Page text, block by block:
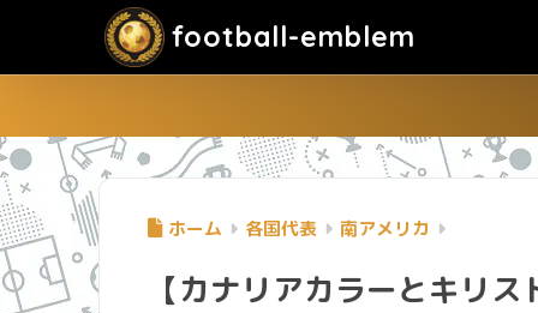
football-emblem
ホーム 各国代表 南アメリカ
【カナリアカラーとキリ